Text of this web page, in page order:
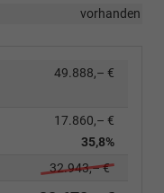
vorhanden
49.888,– €
17.860,– €
35,8%
32.943,– €